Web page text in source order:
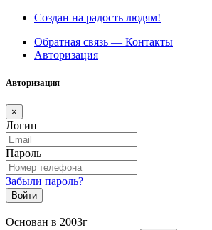
Создан на радость людям!
Обратная связь — Контакты
Авторизация
Авторизация
×
Логин
Пароль
Забыли пароль?
Войти
Основан в 2003г